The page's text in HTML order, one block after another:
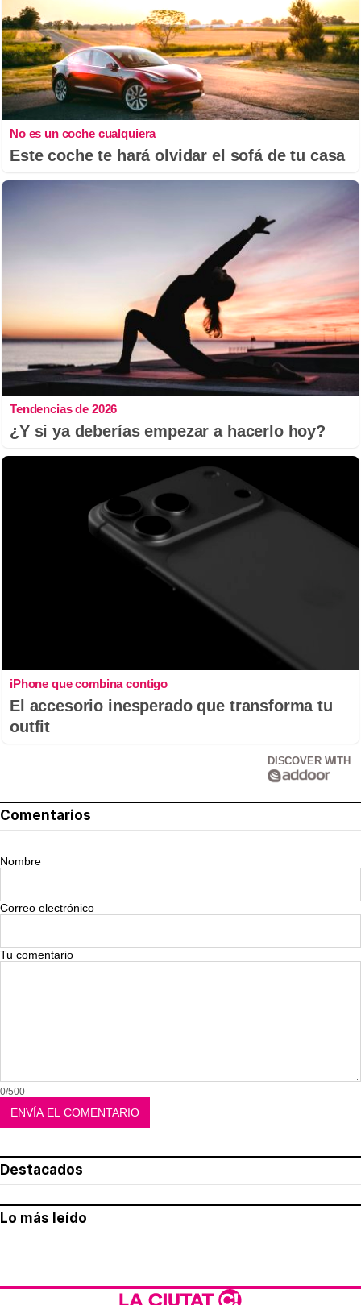
No es un coche cualquiera
Este coche te hará olvidar el sofá de tu casa
Tendencias de 2026
¿Y si ya deberías empezar a hacerlo hoy?
iPhone que combina contigo
El accesorio inesperado que transforma tu
outfit
DISCOVER WITH
Comentarios
Nombre
Correo electrónico
Tu comentario
0/500
Destacados
Lo más leído